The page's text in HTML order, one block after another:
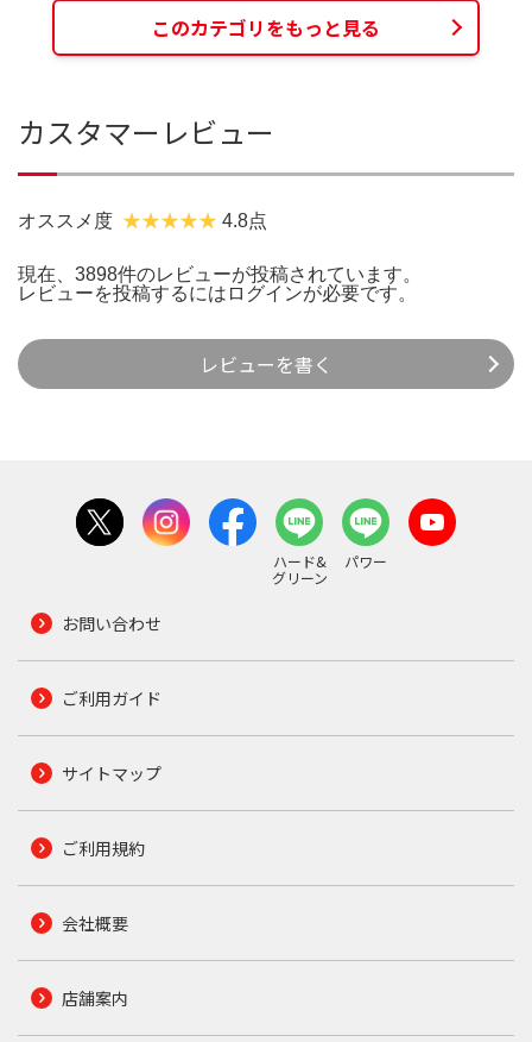
このカテゴリをもっと見る
カスタマーレビュー
オススメ度 4.8点
現在、3898件のレビューが投稿されています。
レビューを投稿するには ログインが必要です。
レビューを書く
ハード&
グリーン
パワー
お問い合わせ
ご利用ガイド
サイトマップ
ご利用規約
会社概要
店舗案内